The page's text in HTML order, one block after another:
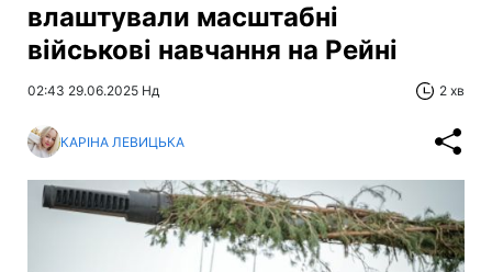
влаштували масштабні
військові навчання на Рейні
02:43 29.06.2025 Нд 2 хв
КАРІНА ЛЕВИЦЬКА